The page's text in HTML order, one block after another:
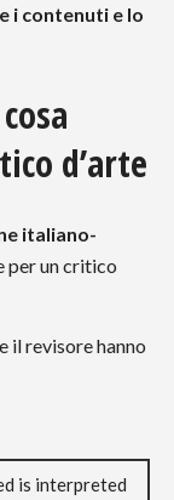
i contenuti e lo
d’arte
italiano-
per un critico
il revisore hanno
is interpreted